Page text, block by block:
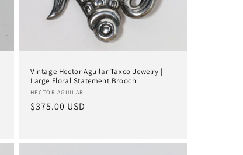
Vintage Hector Aguilar Taxco Jewelry |
Large Floral Statement Brooch
Anbieter:
HECTOR AGUILAR
Normaler
$375.00 USD